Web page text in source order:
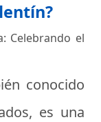
Celebrando el
conocido
es una